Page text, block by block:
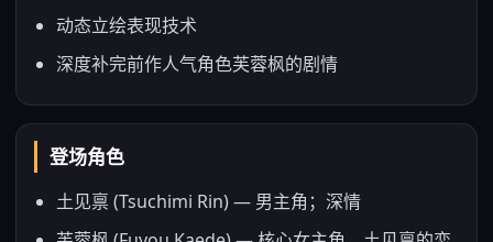
动态立绘表现技术
深度补完前作人气角色芙蓉枫的剧情
登场角色
土见禀 (Tsuchimi Rin) — 男主角；深情